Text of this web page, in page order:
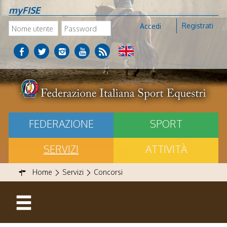
myFISE
Accedi Registrati
FEDERAZIONE
SPORT
SERVIZI
ATTIVITÀ
Home Servizi Concorsi